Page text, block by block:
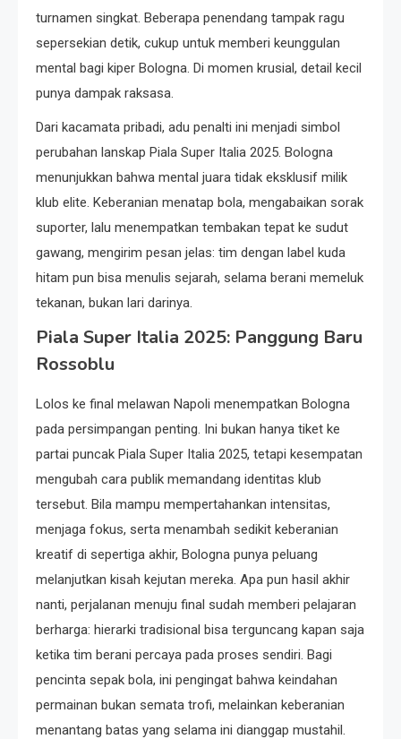
turnamen singkat. Beberapa penendang tampak ragu
sepersekian detik, cukup untuk memberi keunggulan
mental bagi kiper Bologna. Di momen krusial, detail kecil
punya dampak raksasa.
Dari kacamata pribadi, adu penalti ini menjadi simbol
perubahan lanskap Piala Super Italia 2025. Bologna
menunjukkan bahwa mental juara tidak eksklusif milik
klub elite. Keberanian menatap bola, mengabaikan sorak
suporter, lalu menempatkan tembakan tepat ke sudut
gawang, mengirim pesan jelas: tim dengan label kuda
hitam pun bisa menulis sejarah, selama berani memeluk
tekanan, bukan lari darinya.
Piala Super Italia 2025: Panggung Baru
Rossoblu
Lolos ke final melawan Napoli menempatkan Bologna
pada persimpangan penting. Ini bukan hanya tiket ke
partai puncak Piala Super Italia 2025, tetapi kesempatan
mengubah cara publik memandang identitas klub
tersebut. Bila mampu mempertahankan intensitas,
menjaga fokus, serta menambah sedikit keberanian
kreatif di sepertiga akhir, Bologna punya peluang
melanjutkan kisah kejutan mereka. Apa pun hasil akhir
nanti, perjalanan menuju final sudah memberi pelajaran
berharga: hierarki tradisional bisa terguncang kapan saja
ketika tim berani percaya pada proses sendiri. Bagi
pencinta sepak bola, ini pengingat bahwa keindahan
permainan bukan semata trofi, melainkan keberanian
menantang batas yang selama ini dianggap mustahil.